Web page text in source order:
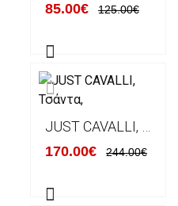
85.00€ 125.00€
170.00€ 244.00€